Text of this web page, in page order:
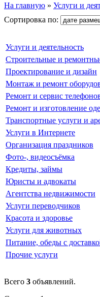
На главную » Услуги и
Сортировка по:
Услуги и деятельность
Строительные и
Проектирование и дизайн
Монтаж и ремонт
Ремонт и сервис
Ремонт и изготовление
Транспортные услуги и
Услуги в Интернете
Организация праздников
Фото-, видеосъёмка
Кредиты, займы
Юристы и адвокаты
Агентства недвижимости
Услуги переводчиков
Красота и здоровье
Услуги для животных
Питание, обеды с
Прочие услуги
Всего 3 объявлений.